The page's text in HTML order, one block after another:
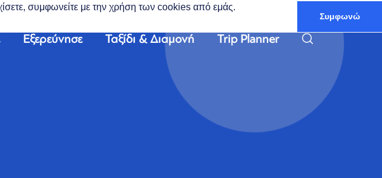
συμφωνείτε με την χρήση των cookies από εμάς.
Συμφωνώ
Εξερεύνησε Ταξίδι & Διαμονή Trip Planner